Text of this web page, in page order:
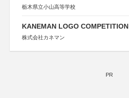
栃木県立小山高等学校
KANEMAN LOGO COMPETITION
株式会社カネマン
PR